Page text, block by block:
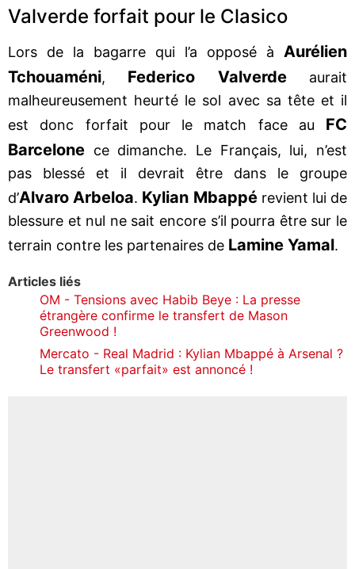
Valverde forfait pour le Clasico
Lors de la bagarre qui l’a opposé à Aurélien
Tchouaméni, Federico Valverdeaurait
malheureusement heurté le sol avec sa tête et il
est donc forfait pour le match face au FC
Barcelone ce dimanche. Le Français, lui, n’est
pas blessé et il devrait être dans le groupe
d’Alvaro Arbeloa. Kylian Mbappérevient lui de
blessure et nul ne sait encore s’il pourra être sur le
terrain contre les partenaires de Lamine Yamal.
Articles liés
OM - Tensions avec Habib Beye : La presse
étrangère confirme le transfert de Mason
Greenwood !
Mercato - Real Madrid : Kylian Mbappé à Arsenal ?
Le transfert «parfait» est annoncé !